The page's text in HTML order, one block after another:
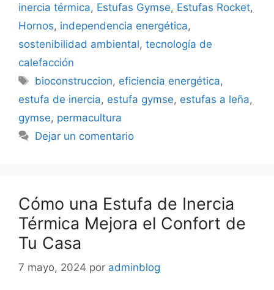
inercia térmica, Estufas Gymse, Estufas Rocket,
Hornos, independencia energética,
sostenibilidad ambiental, tecnología de
calefacción
Etiquetas
bioconstruccion, eficiencia energética,
estufa de inercia, estufa gymse, estufas a leña,
gymse, permacultura
Dejar un comentario
Cómo una Estufa de Inercia
Térmica Mejora el Confort de
Tu Casa
7 mayo, 2024 por adminblog